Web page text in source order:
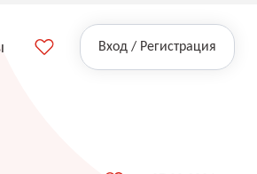
Вход / Регистрация